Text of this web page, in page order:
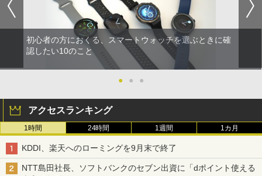
初心者の方におくる、スマートウォッチを選ぶときに確
認したい10のこと
● ● ●
アクセスランキング
1時間 24時間 1週間 1カ月
KDDI、楽天へのローミングを9月末で終了
NTT島田社長、ソフトバンクのセブン出資に「dポイント使える